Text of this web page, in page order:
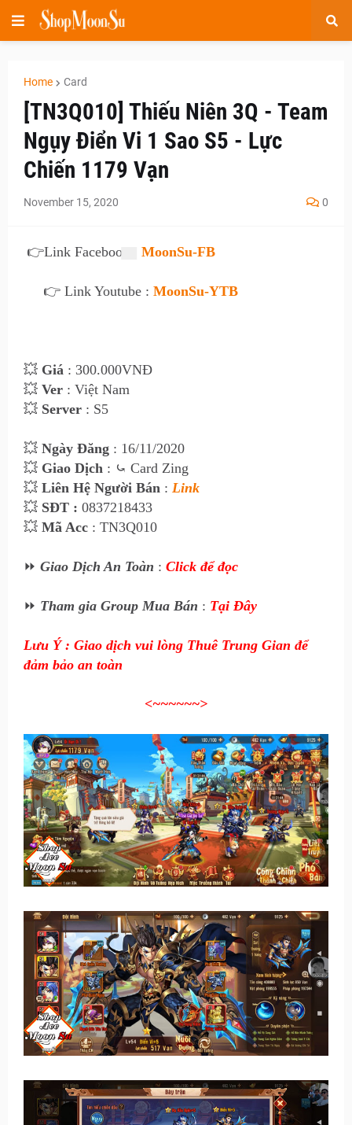
Home Card
[TN3Q010] Thiếu Niên 3Q - Team
Ngụy Điển Vi 1 Sao S5 - Lực
Chiến 1179 Vạn
November 15, 2020 0
👉Link Facebook : MoonSu-FB
👉 Link Youtube : MoonSu-YTB
💥 Giá : 300.000VNĐ
💥 Ver : Việt Nam
💥 Server : S5
💥 Ngày Đăng : 16/11/2020
💥 Giao Dịch : ⤿ Card Zing
💥 Liên Hệ Người Bán : Link
💥 SĐT : 0837218433
💥 Mã Acc : TN3Q010
⏩ Giao Dịch An Toàn : Click để đọc
⏩ Tham gia Group Mua Bán : Tại Đây
Lưu Ý : Giao dịch vui lòng Thuê Trung Gian để
đảm bảo an toàn
<~~~~~~>